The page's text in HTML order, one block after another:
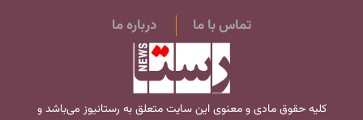
تماس با ما درباره ما
کلیه حقوق مادی و معنوی این سایت متعلق به رستانیوز می‌باشد و